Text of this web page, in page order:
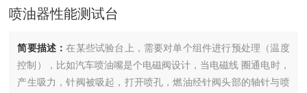
喷油器性能测试台
简要描述：在某些试验台上，需要对单个组件进行预处理（温度
控制），比如汽车喷油嘴是个电磁阀设计，当电磁线 圈通电时，
产生吸力，针阀被吸起，打开喷孔，燃油经针阀头部的轴针与喷